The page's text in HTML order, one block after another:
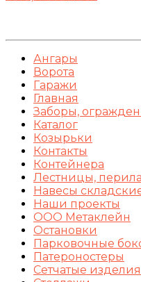
Ангары
Ворота
Гаражи
Главная
Заборы,
Каталог
Козырьки
Контакты
Контейнера
Лестницы, перила
Навесы
Наши проекты
ООО Метаклейн
Остановки
Парковочные
Патероностеры
Сетчатые изделия